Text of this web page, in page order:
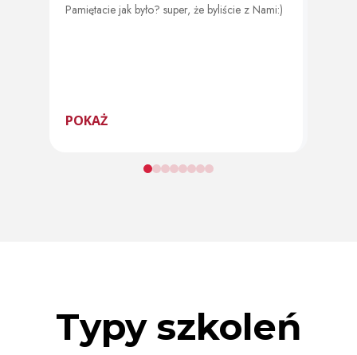
Pamiętacie jak było? super, że byliście z Nami:)
POKAŻ
Typy szkoleń